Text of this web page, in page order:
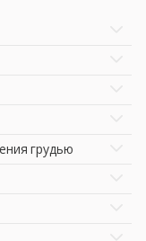
грудью